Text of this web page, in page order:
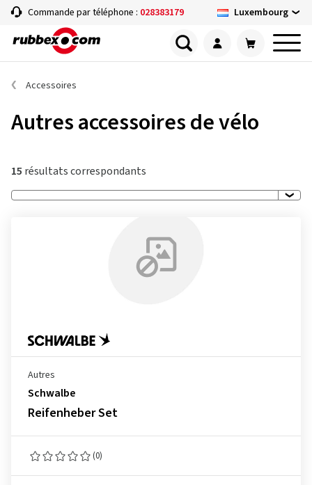
Commande par téléphone : 028383179 Luxembourg
Accessoires
Autres accessoires de vélo
15 résultats correspondants
Autres
Schwalbe
Reifenheber Set
(0)